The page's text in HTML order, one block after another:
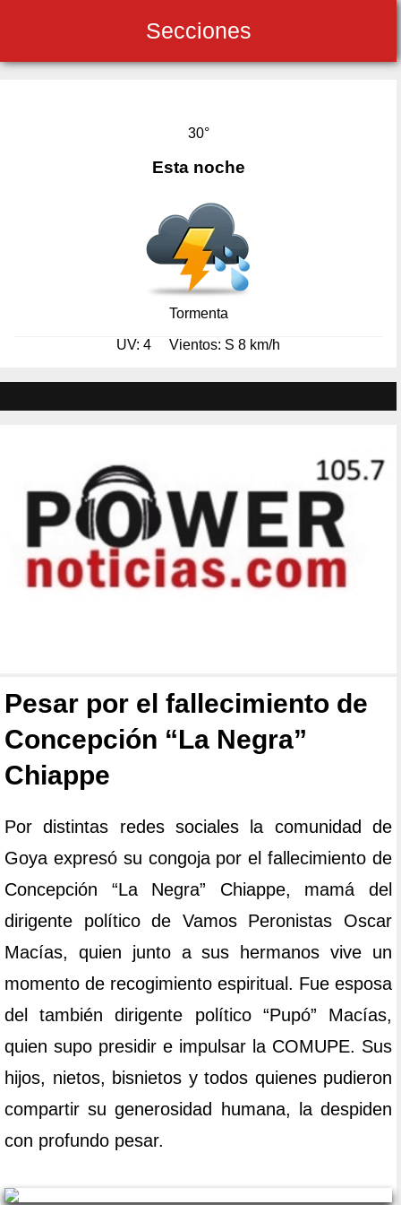
Secciones
30°
Esta noche
Tormenta
UV: 4 Vientos: S 8 km/h
Pesar por el fallecimiento de
Concepción “La Negra”
Chiappe
Por distintas redes sociales la comunidad de
Goya expresó su congoja por el fallecimiento de
Concepción “La Negra” Chiappe, mamá del
dirigente político de Vamos Peronistas Oscar
Macías, quien junto a sus hermanos vive un
momento de recogimiento espiritual. Fue esposa
del también dirigente político “Pupó” Macías,
quien supo presidir e impulsar la COMUPE. Sus
hijos, nietos, bisnietos y todos quienes pudieron
compartir su generosidad humana, la despiden
con profundo pesar.